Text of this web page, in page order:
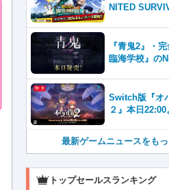
NITED
『青鬼2』・
臨海学校』の
Switch版『オ
２』本日22:00
ーパック１』
最新ゲームニュースをも
トップセールスランキング